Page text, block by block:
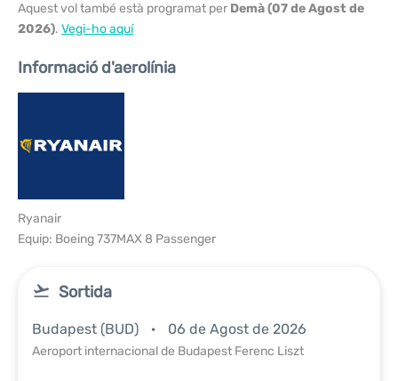
Aquest vol també està programat per Demà (07 de Agost de
2026). Vegi-ho aquí
Informació d'aerolínia
Ryanair
Equip: Boeing 737MAX 8 Passenger
Sortida
Budapest (BUD) 06 de Agost de 2026
Aeroport internacional de Budapest Ferenc Liszt